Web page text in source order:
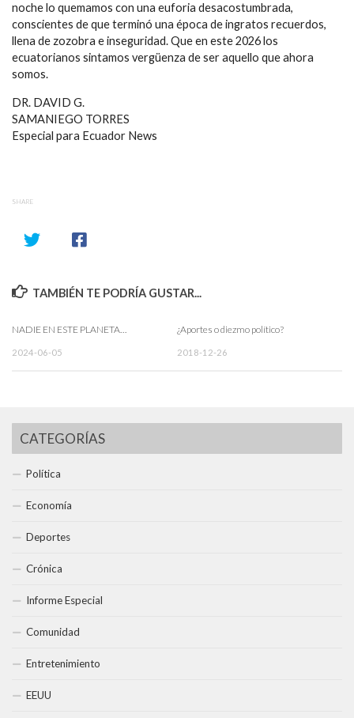
noche lo quemamos con una euforia desacostumbrada,
conscientes de que terminó una época de ingratos recuerdos,
llena de zozobra e inseguridad. Que en este 2026 los
ecuatorianos sintamos vergüenza de ser aquello que ahora
somos.
DR. DAVID G.
SAMANIEGO TORRES
Especial para Ecuador News
SHARE
TAMBIÉN TE PODRÍA GUSTAR...
NADIE EN ESTE PLANETA…
2024-06-05
¿Aportes o diezmo político?
2018-12-26
CATEGORÍAS
Política
Economía
Deportes
Crónica
Informe Especial
Comunidad
Entretenimiento
EEUU